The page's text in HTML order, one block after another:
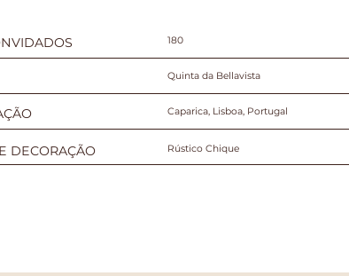
DECORAÇÃO
180
Quinta da Bellavista
Caparica, Lisboa, Portugal
Rústico Chique